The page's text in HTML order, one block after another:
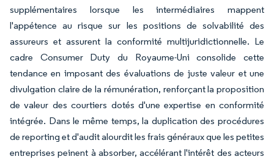
supplémentaires lorsque les intermédiaires mappent
l'appétence au risque sur les positions de solvabilité des
assureurs et assurent la conformité multijuridictionnelle. Le
cadre Consumer Duty du Royaume-Uni consolide cette
tendance en imposant des évaluations de juste valeur et une
divulgation claire de la rémunération, renforçant la proposition
de valeur des courtiers dotés d'une expertise en conformité
intégrée. Dans le même temps, la duplication des procédures
de reporting et d'audit alourdit les frais généraux que les petites
entreprises peinent à absorber, accélérant l'intérêt des acteurs